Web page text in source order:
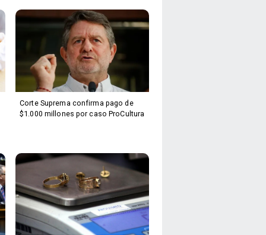
Corte Suprema confirma pago de
$1.000 millones por caso ProCultura